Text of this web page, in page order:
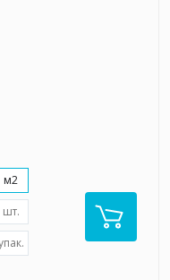
м2
шт.